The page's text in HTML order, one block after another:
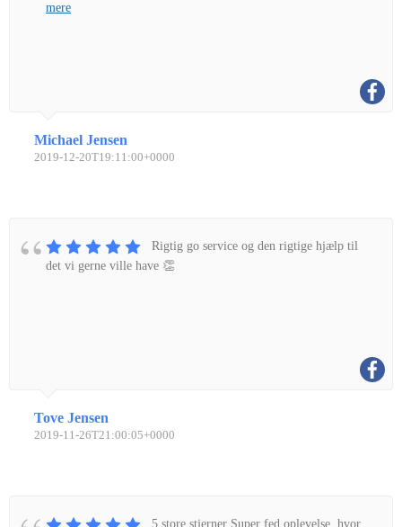
mere
Michael Jensen
2019-12-20T19:11:00+0000
Rigtig go service og den rigtige hjælp til
det vi gerne ville have 👏
Tove Jensen
2019-11-26T21:00:05+0000
5 store stjerner Super fed oplevelse, hvor